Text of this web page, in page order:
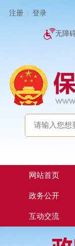
注册 登录
无障
网站首页
政务公开
互动交流